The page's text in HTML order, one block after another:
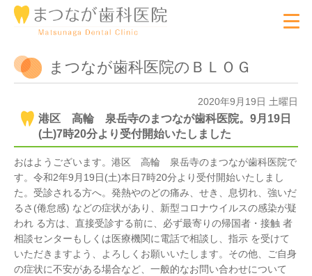
まつなが歯科医院のＢＬＯＧ
2020年9月19日 土曜日
港区 高輪 泉岳寺のまつなが歯科医院。9月19日
(土)7時20分より受付開始いたしました
おはようございます。港区 高輪 泉岳寺のまつなが歯科医院で
す。令和2年9月19日(土)本日7時20分より受付開始いたしまし
た。受診される方へ。発熱やのどの痛み、せき、息切れ、強いだ
るさ(倦怠感) などの症状があり、新型コロナウイルスの感染が疑
われ る方は、直接受診する前に、必ず最寄りの帰国者・接触 者
相談センターもしくは医療機関に電話で相談し、指示 を受けて
いただきますよう、よろしくお願いいたします。その他、ご自身
の症状に不安がある場合など、一般的なお問い合わせについて